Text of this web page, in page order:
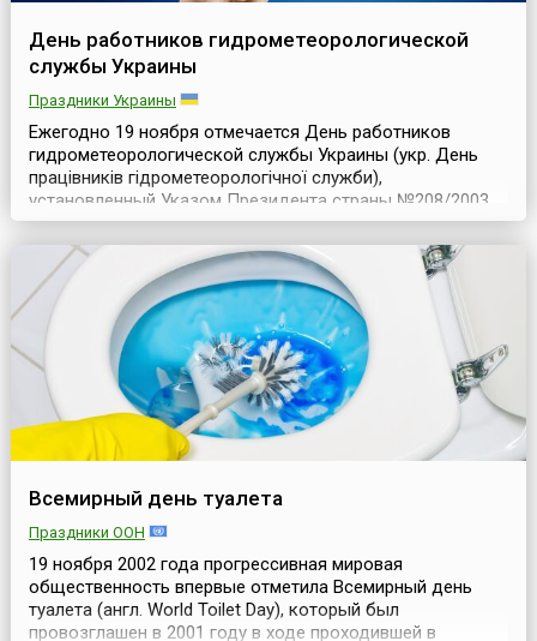
День работников гидрометеорологической
службы Украины
Праздники Украины
Ежегодно 19 ноября отмечается День работников
гидрометеорологической службы Украины (укр. День
працівників гідрометеорологічної служби),
установленный Указом Президента страны №208/2003
от 11 марта 2003 года.Государственная
гидрометеорологическая служба, которая
функционирует в системе Государственной службы
Украины по чрезвычайным ситуациям, играет ключевую
роль в получении данных о текущих и...
Всемирный день туалета
Праздники ООН
19 ноября 2002 года прогрессивная мировая
общественность впервые отметила Всемирный день
туалета (англ. World Toilet Day), который был
провозглашен в 2001 году в ходе проходившей в